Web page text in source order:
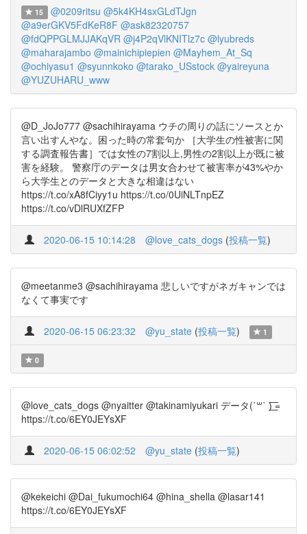
15 @0209ritsu @5k4KH4sxGLdTJgn
@a9erGKV5FdKeR8F @ask82320757
@fdQPPGLMJJAKqVR @j4P2qVlKNITlz7c @lyubreds
@maharajambo @mainichipiepien @Mayhem_At_Sq
@ochiyasu1 @syunnkoko @tarako_USstock @yaireyuna
@YUZUHARU_www
@D_JoJo777 @sachihirayama ウチの周りの話にソースとか
言い出すんやな。困った時の常套句か ［大学生の性被害に関
する調査報告書］では女性の7割以上,男性の2割以上が既に被
害を経験。 警察庁のデータは男女合わせて被害率が43%やか
ら大学生とのデータと大きな相違はない
https://t.co/xA8fCiyy1u https://t.co/0UiNLTnpEZ
https://t.co/vDlRUXfZFP
2020-06-15 10:14:28 @love_cats_dogs (投稿一覧)
@meetanme3 @sachihirayama 悲しいですがネガキャンでは
なくて事実です
2020-06-15 06:23:32 @yu_state (投稿一覧) 1
0
@love_cats_dogs @nyaitter @takinamiyukari データ(˙꒳​˙ )͟͟͞͞ =
https://t.co/6EY0JEYsXF
2020-06-15 06:02:52 @yu_state (投稿一覧)
@kekeichi @Dai_fukumochi64 @hina_shella @lasar141
https://t.co/6EY0JEYsXF